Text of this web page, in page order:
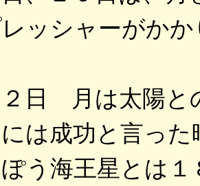
ッシャーがか
２日 月は太陽と
は成功と言っ
う海王星とは